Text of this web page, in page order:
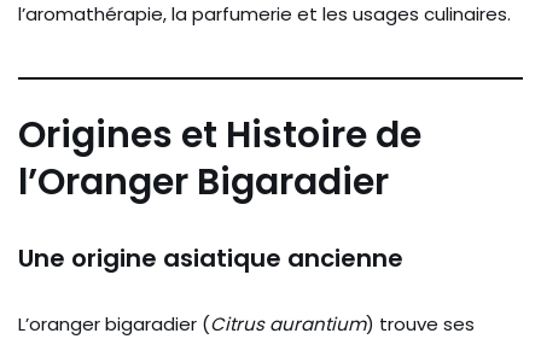
l’aromathérapie, la parfumerie et les usages culinaires.
Origines et Histoire de
l’Oranger Bigaradier
Une origine asiatique ancienne
L’oranger bigaradier (Citrus aurantium) trouve ses